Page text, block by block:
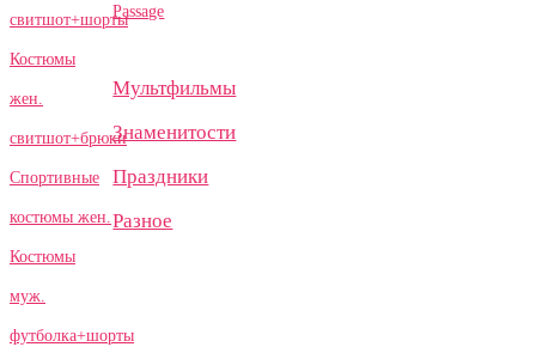
свитшот+шорты
Костюмы
жен.
свитшот+брюки
Спортивные
костюмы жен.
Костюмы
муж.
футболка+шорты
Passage
Мультфильмы
Знаменитости
Праздники
Разное